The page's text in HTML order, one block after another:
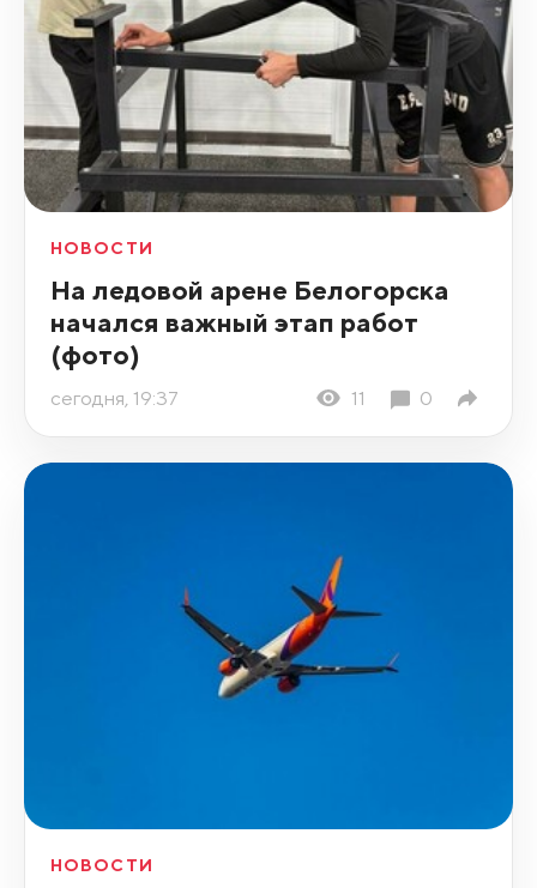
НОВОСТИ
На ледовой арене Белогорска
начался важный этап работ
(фото)
сегодня, 19:37 11 0
НОВОСТИ